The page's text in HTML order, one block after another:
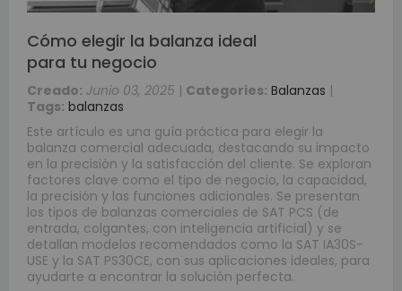
Cómo elegir la balanza ideal
para tu negocio
Creado: Junio 03, 2025 | Categories: Balanzas |
Tags: balanzas
Este artículo es una guía práctica para elegir la
balanza comercial adecuada, destacando su impacto
en la precisión y la satisfacción del cliente. Se exploran
factores clave como el tipo de negocio, la capacidad,
la precisión y las funciones adicionales. Se presentan
los tipos de balanzas comerciales de SAT PCS (de
entrada, colgantes, con inteligencia artificial) y se
detallan modelos recomendados como la SAT IA30S-
USE y la SAT PS30CE, con sus aplicaciones ideales, para
ayudarte a encontrar la solución perfecta.